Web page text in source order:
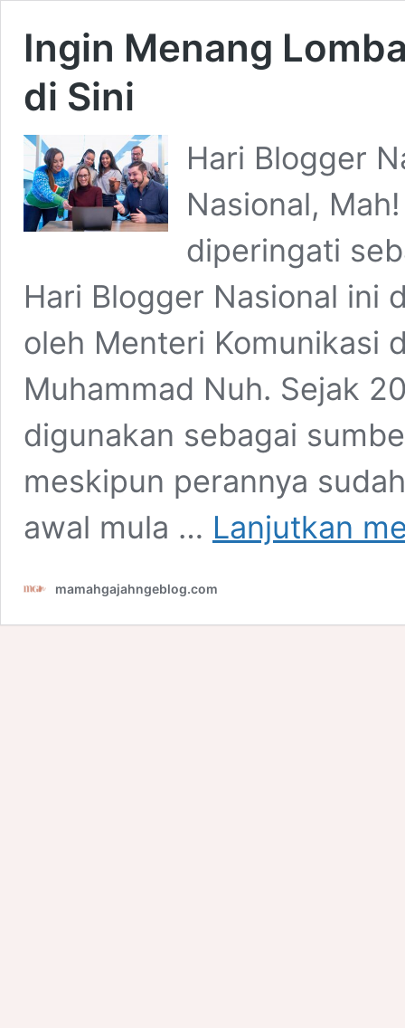
Ingin Menang
di Sini
Hari Blogger
Nasional,
diperingati
Hari Blogger Nasional ini
oleh Menteri Komunikasi
Muhammad Nuh. Sejak
digunakan sebagai
meskipun perannya
awal mula … Lanjutkan
mamahgajahngeblog.com